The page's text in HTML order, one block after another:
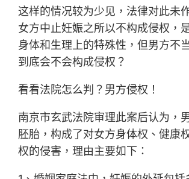
这样的情况较为少见，法律对此未
女方中止妊娠之所以不构成侵权，
身体和生理上的特殊性，但男方不
到底会不会构成侵权？
看看法院怎么判？男方侵权！
南京市玄武法院审理此案后认为，
胚胎，构成了对女方身体权、健康
权的侵害，理由主要如下：